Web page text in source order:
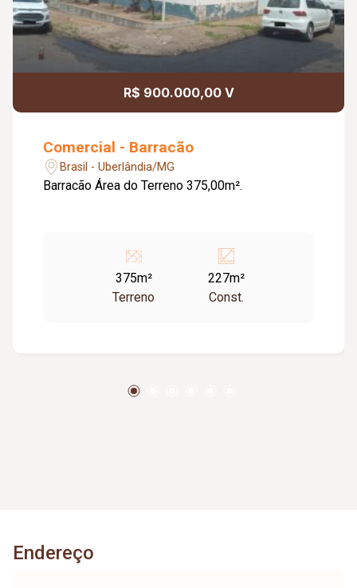
R$ 900.000,00 V
Comercial - Barracão
Brasil - Uberlândia/MG
Barracão Área do Terreno 375,00m².
375m²
Terreno
227m²
Const.
Endereço